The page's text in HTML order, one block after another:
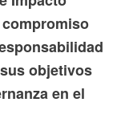
objetivos
en el